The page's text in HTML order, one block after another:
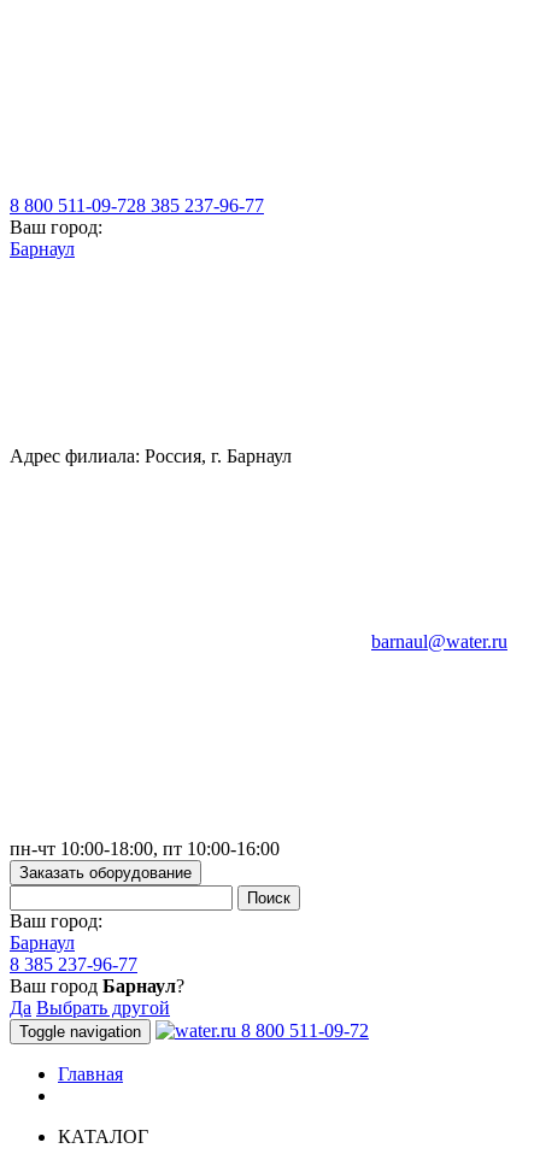
8 800 511-09-728 385 237-96-77
Ваш город:
Барнаул
Адрес филиала: Россия, г. Барнаул
barnaul@water.ru
пн-чт 10:00-18:00, пт 10:00-16:00
Заказать оборудование
Ваш город:
Барнаул
8 385 237-96-77
Ваш город Барнаул?
Да Выбрать другой
Toggle navigation 8 800 511-09-72
Главная
КАТАЛОГ